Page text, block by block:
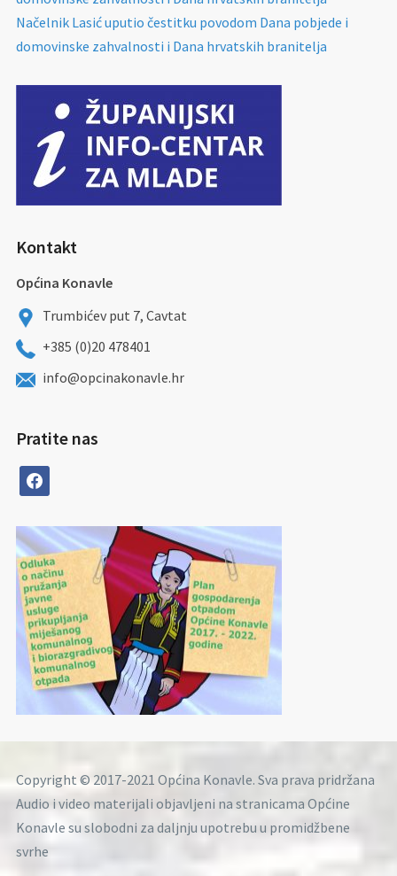
Načelnik Lasić uputio čestitku povodom Dana pobjede i
domovinske zahvalnosti i Dana hrvatskih branitelja
Kontakt
Općina Konavle
Trumbićev put 7, Cavtat
+385 (0)20 478401
info@opcinakonavle.hr
Pratite nas
facebook
Copyright © 2017-2021 Općina Konavle. Sva prava pridržana
Audio i video materijali objavljeni na stranicama Općine
Konavle su slobodni za daljnju upotrebu u promidžbene
svrhe